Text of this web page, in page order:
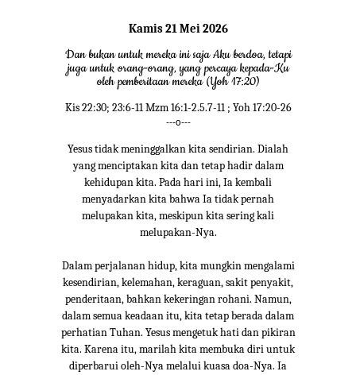
Kamis 21 Mei 2026
Dan bukan untuk mereka ini saja Aku berdoa, tetapi
juga untuk orang-orang, yang percaya kepada-Ku
oleh pemberitaan mereka (Yoh 17:20)
Kis 22:30; 23:6-11 Mzm 16:1-2.5.7-11 ; Yoh 17:20-26
---o---
Yesus tidak meninggalkan kita sendirian. Dialah
yang menciptakan kita dan tetap hadir dalam
kehidupan kita. Pada hari ini, Ia kembali
menyadarkan kita bahwa Ia tidak pernah
melupakan kita, meskipun kita sering kali
melupakan-Nya.
Dalam perjalanan hidup, kita mungkin mengalami
kesendirian, kelemahan, keraguan, sakit penyakit,
penderitaan, bahkan kekeringan rohani. Namun,
dalam semua keadaan itu, kita tetap berada dalam
perhatian Tuhan. Yesus mengetuk hati dan pikiran
kita. Karena itu, marilah kita membuka diri untuk
diperbarui oleh-Nya melalui kuasa doa-Nya. Ia